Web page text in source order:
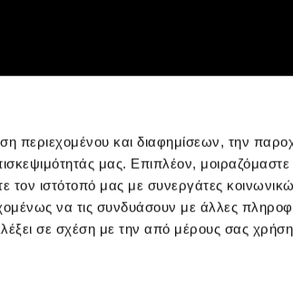
περιεχομένου και διαφημίσεων, την
μας. Επιπλέον,
τον ιστότοπό μας με συνεργάτες
να τις συνδυάσουν με άλλες
σε σχέση με την από μέρους σας